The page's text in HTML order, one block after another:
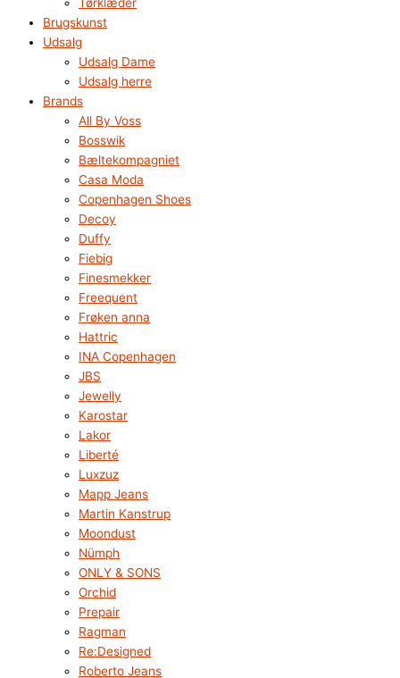
Brugskunst
Udsalg
Udsalg Dame
Udsalg herre
Brands
All By Voss
Bosswik
Bæltekompagniet
Casa Moda
Copenhagen Shoes
Decoy
Duffy
Fiebig
Finesmekker
Freequent
Frøken anna
Hattric
INA Copenhagen
JBS
Jewelly
Karostar
Lakor
Liberté
Luxzuz
Mapp Jeans
Martin Kanstrup
Moondust
Nümph
ONLY & SONS
Orchid
Prepair
Ragman
Re:Designed
Roberto Jeans